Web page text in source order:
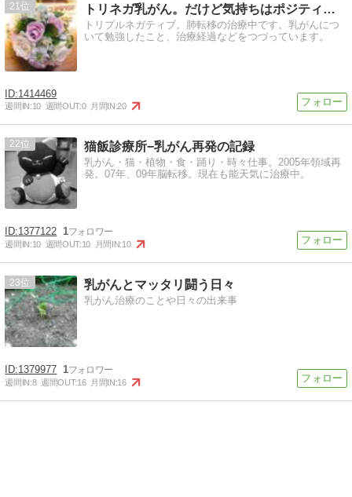
21 トリネガ乳がん。だけど気持ちはポジティブに！
トリプルネガティブ。肺転移の治療中です。乳がんにつ
いて勉強したこと、治療経過などをつづっています。
1414469
週間IN:10 週間OUT:0 月間IN:20
22 猫飯診療所−乳がん再発の記録
乳がん・猫・植物・食・踊り・時々仕事。2005年領域再
発。07年、09年脳転移。現在も能天気に治療中。
1377122 1
週間IN:10 週間OUT:10 月間IN:10
23 乳がんとマッタリ闘う日々
乳がん治療のことや日々の出来事
1379977 1
週間IN:8 週間OUT:16 月間IN:16